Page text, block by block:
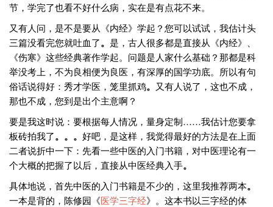
节，学完了也看不好什么病，实在是有点花不来。
又有人问，是不是要从《内经》学起？您可以试试，我估计头
三篇没看完您就吐血了。 是，古人很多都是直接从《内经》、
《伤寒》这些经典著作学起。问题是人家什么基础？那都是科
举没考上，不为良相便为良医，有深厚的国学功底。所以有句
俗话说得好：秀才学医，笼里抓鸡。 又有人说了，这也不成，
那也不成，您到是出个主意啊？
要是我这时说：要根据每人情况，量身定制……我估计您要拿
板砖拍我了。 。 。 好吧，是这样，我觉得最好的方法是在上面
二者说折中一下：先看一些中医的入门书籍，对中医理论有一
个大概的把握了以后，直接从中医经典入手。
具体地说，首先中医的入门书籍是不少的，这里我推荐两本。
一本是背的，陈修园《医学三字经》。这本书以三字经的体